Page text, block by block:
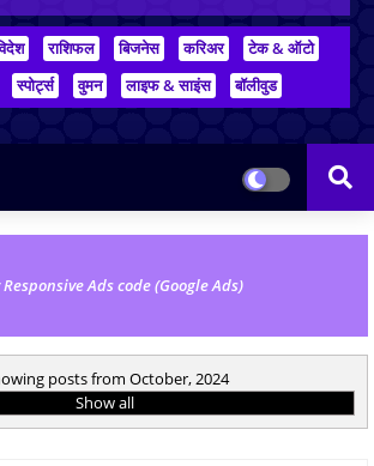
राशिफल बिजनेस करिअर
टेक & ऑटो
स्पोर्ट्स वुमन लाइफ & साइंस बॉलीवुड
Responsive Ads code (Google Ads)
posts from October, 2024
Show all